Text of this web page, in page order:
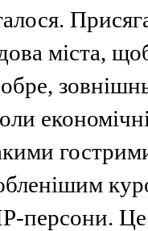
міста,
персони.